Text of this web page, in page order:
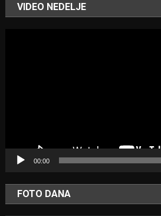
VIDEO NEDELJE
00:00
FOTO DANA